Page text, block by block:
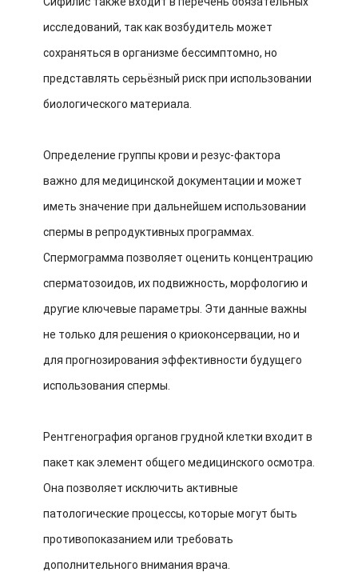
исследований, так как возбудитель может
сохраняться в организме бессимптомно, но
представлять серьёзный риск при использовании
биологического материала.
Определение группы крови и резус-фактора
важно для медицинской документации и может
иметь значение при дальнейшем использовании
спермы в репродуктивных программах.
Спермограмма позволяет оценить концентрацию
сперматозоидов, их подвижность, морфологию и
другие ключевые параметры. Эти данные важны
не только для решения о криоконсервации, но и
для прогнозирования эффективности будущего
использования спермы.
Рентгенография органов грудной клетки входит в
пакет как элемент общего медицинского осмотра.
Она позволяет исключить активные
патологические процессы, которые могут быть
противопоказанием или требовать
дополнительного внимания врача.